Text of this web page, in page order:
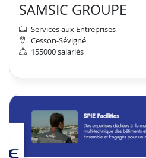
SAMSIC GROUPE
Services aux Entreprises
Cesson-Sévigné
155000 salariés